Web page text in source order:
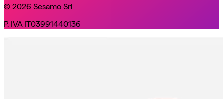
© 2026 Sesamo Srl
P. IVA IT03991440136